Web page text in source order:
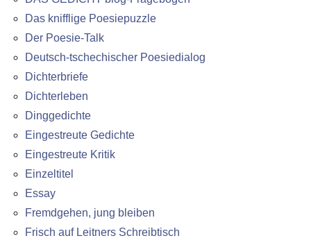
Das knifflige Poesiepuzzle
Der Poesie-Talk
Deutsch-tschechischer Poesiedialog
Dichterbriefe
Dichterleben
Dinggedichte
Eingestreute Gedichte
Eingestreute Kritik
Einzeltitel
Essay
Fremdgehen, jung bleiben
Frisch auf Leitners Schreibtisch